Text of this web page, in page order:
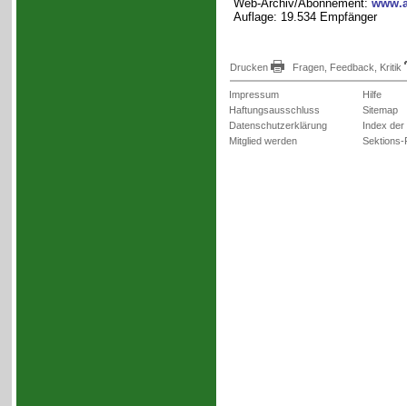
Web-Archiv/Abonnement:
Auflage: 19.534 Empfänger
Drucken Fragen, Feedback, Kritik
Impressum
Haftungsausschluss
Datenschutzerklärung
Mitglied werden
Hilfe
Sitemap
Index der
Sektions-